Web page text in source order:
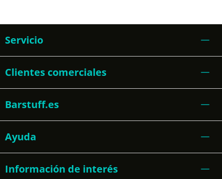
Servicio
Clientes comerciales
Barstuff.es
Ayuda
Información de interés